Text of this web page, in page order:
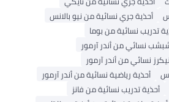
أحذية جري نسائية من نيو بالانس
تدريب نسائية من بوما
نسائي من أندر آرمور
نسائي من أندر آرمور
أحذية رياضية نسائية من أندر آرمور
أحذية تدريب نسائية من فانز